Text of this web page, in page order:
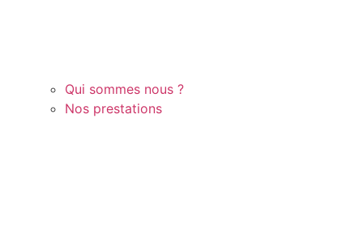
Qui sommes nous ?
Nos prestations